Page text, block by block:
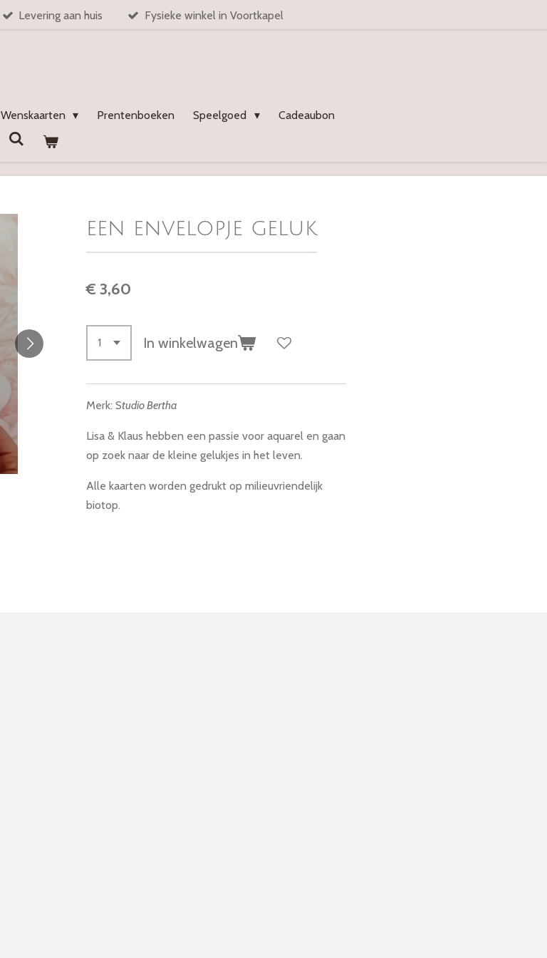
Levering aan huis Fysieke winkel in Voortkapel
Wenskaarten Prentenboeken Speelgoed
Cadeaubon
een envelopje geluk
€ 3,60
In winkelwagen
Merk: Studio Bertha
Lisa & Klaus hebben een passie voor aquarel en gaan
op zoek naar de kleine gelukjes in het leven.
Alle kaarten worden gedrukt op milieuvriendelijk
biotop.